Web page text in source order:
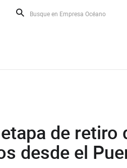
de retiro
desde el